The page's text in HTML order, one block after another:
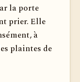
la porte
prier. Elle
à
plaintes de